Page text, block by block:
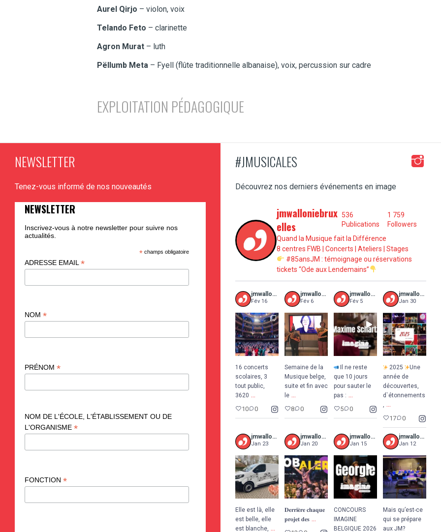
Aurel Qirjo – violon, voix
Telando Feto – clarinette
Agron Murat– luth
Pëllumb Meta– Fyell (flûte traditionnelle albanaise), voix, percussion sur cadre
EXPLOITATION PÉDAGOGIQUE
NEWSLETTER
Tenez-vous informé de nos nouveautés
NEWSLETTER
Inscrivez-vous à notre newsletter pour suivre nos
actualités.
* champs obligatoire
ADRESSE EMAIL *
NOM *
PRÉNOM *
NOM DE L'ÉCOLE, L'ÉTABLISSEMENT OU DE
L'ORGANISME *
FONCTION *
#JMUSICALES
Découvrez nos derniers événements en image
jmwalloniebrux
elles
536
Publications
1 759
Followers
Quand la Musique fait la Différence
8 centres FWB | Concerts | Ateliers | Stages
#85ansJM : témoignage ou réservations
tickets “Ode aux Lendemains”
jmwalloniebruxelles
Fév 16
16 concerts
scolaires, 3
tout public,
3620 ...
10 0
jmwalloniebruxelles
Fév 6
Semaine de la
Musique belge,
suite et fin avec
le ...
8 0
jmwalloniebruxelles
Fév 5
Il ne reste
que 10 jours
pour sauter le
pas : ...
5 0
jmwalloniebruxelles
Jan 30
2025
Une
année de
découvertes,
d`étonnements
, ...
17 0
jmwalloniebruxelles
Jan 23
Elle est là, elle
est belle, elle
est blanche, ...
jmwalloniebruxelles
Jan 20
𝐃𝐞𝐫𝐫𝐢𝐞̀𝐫𝐞 𝐜𝐡𝐚𝐪𝐮𝐞
𝐩𝐫𝐨𝐣𝐞𝐭 𝐝𝐞𝐬 ...
jmwalloniebruxelles
Jan 15
CONCOURS
IMAGINE
BELGIQUE 2026
jmwalloniebruxelles
Jan 12
Mais qu’est-ce
qui se prépare
aux JM?